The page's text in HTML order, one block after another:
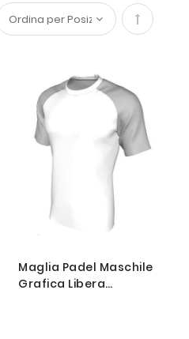
Imposta
direzione
Maglia Padel Maschile
Grafica Libera